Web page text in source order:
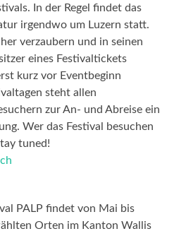
In der Regel findet das
irgendwo um Luzern statt.
verzaubern und in seinen
eines Festivaltickets
kurz vor Eventbeginn
steht allen
zur An- und Abreise ein
Wer das Festival besuchen
tuned!
PALP findet von Mai bis
Orten im Kanton Wallis